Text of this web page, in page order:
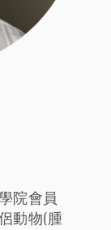
院會員
動物(腫